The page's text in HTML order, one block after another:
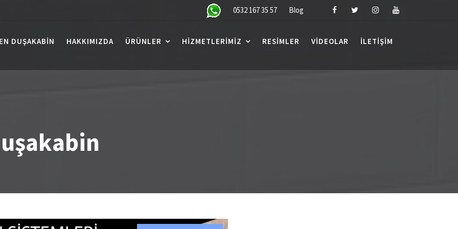
0532 167 35 57 Blog
DUŞAKABIN HAKKIMIZDA ÜRÜNLER HIZMETLERIMIZ RESIMLER VIDEOLAR İLETIŞIM